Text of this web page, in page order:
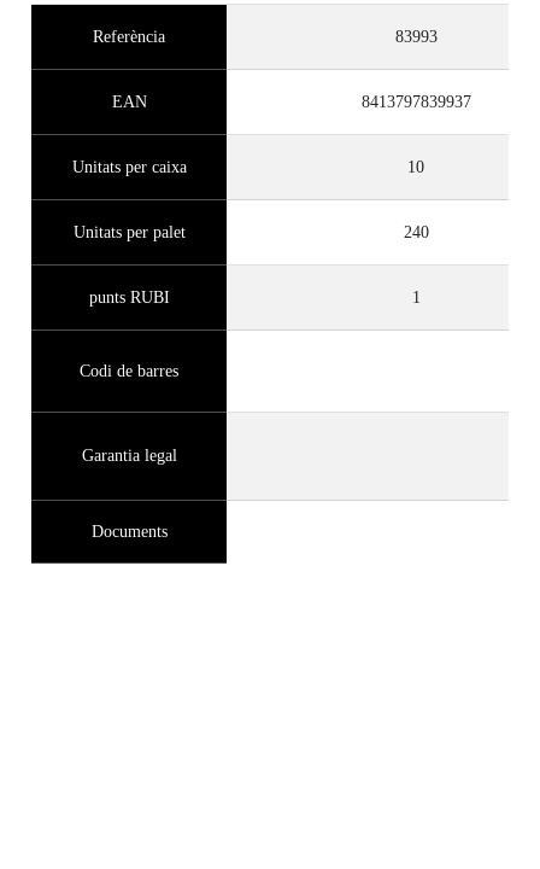
Referència 83993
EAN 8413797839937
Unitats per caixa 10
Unitats per palet 240
punts RUBI 1
Codi de barres
Garantia legal
Documents